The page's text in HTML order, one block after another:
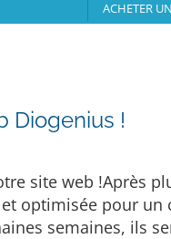
ACHETER
Diogenius !
site web !Après
optimisée pour
semaines, ils